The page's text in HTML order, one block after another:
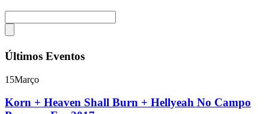
Últimos Eventos
15Março
Korn + Heaven Shall Burn + Hellyeah No Campo